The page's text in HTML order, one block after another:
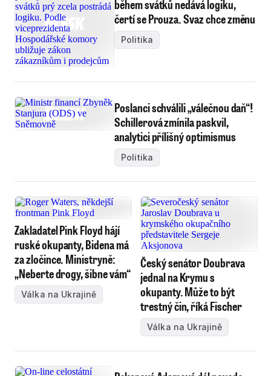
během svátků nedává logiku,
čertí se Prouza. Svaz chce změnu
Politika
Poslanci schválili „válečnou daň“!
Schillerová zmínila paskvil,
analytici přílišný optimismus
Politika
Zakladatel Pink Floyd hájí
ruské okupanty, Bidena má
za zločince. Ministryně:
„Neberte drogy, šibne vám“
Válka na Ukrajině
Český senátor Doubrava
jednal na Krymu s
okupanty. Může to být
trestný čin, říká Fischer
Válka na Ukrajině